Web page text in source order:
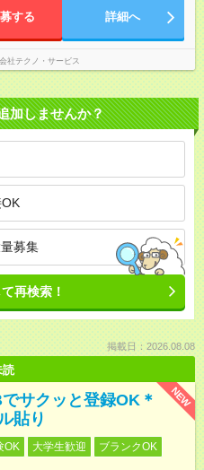
する 詳細へ
社テクノ・サービス
加しませんか？
募集
再検索！
掲載日：2026.08.08
読
NEW
サクッと登録OK＊
貼り
OK 大学生歓迎
ブランクOK